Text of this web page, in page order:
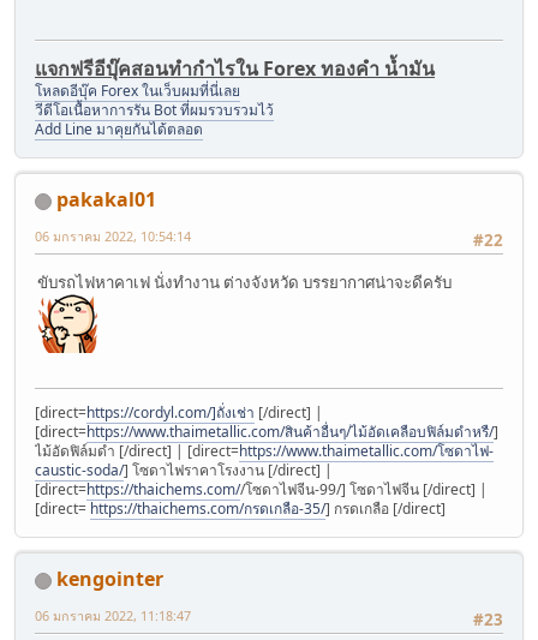
แจกฟรีอีบุ๊คสอนทำกำไรใน Forex ทองคำ น้ำมัน
โหลดอีบุ๊ค Forex ในเว็บผมที่นี่เลย
วีดีโอเนื้อหาการรัน Bot ที่ผมรวบรวมไว้
Add Line มาคุยกันได้ตลอด
pakakal01
#22
06 มกราคม 2022, 10:54:14
ขับรถไฟหาคาเฟ นั่งทำงาน ต่างจังหวัด บรรยากาศน่าจะดีครับ
[direct=https://cordyl.com/]ถั่งเช่า [/direct] |
[direct=https://www.thaimetallic.com/สินค้าอื่นๆ/ไม้อัดเคลือบฟิล์มดำหรื/]
ไม้อัดฟิล์มดำ [/direct] | [direct=https://www.thaimetallic.com/โซดาไฟ-
caustic-soda/] โซดาไฟราคาโรงงาน [/direct] |
[direct=https://thaichems.com//โซดาไฟจีน-99/] โซดาไฟจีน [/direct] |
[direct= https://thaichems.com/กรดเกลือ-35/] กรดเกลือ [/direct]
kengointer
#23
06 มกราคม 2022, 11:18:47